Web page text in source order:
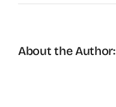
About the Author: